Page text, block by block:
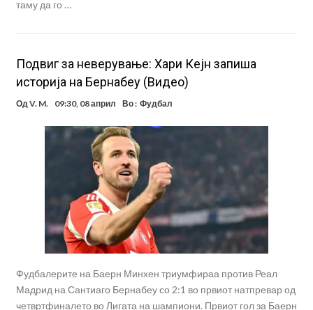
таму да го …
Подвиг за неверување: Хари Кејн запиша
историја на Бернабеу (Видео)
Од V. M. 09:30, 08 април Во : Фудбал
Фудбалерите на Баерн Минхен триумфираа против Реал
Мадрид на Сантиаго Бернабеу со 2:1 во првиот натпревар од
четвртфиналето во Лигата на шампиони. Првиот гол за Баерн